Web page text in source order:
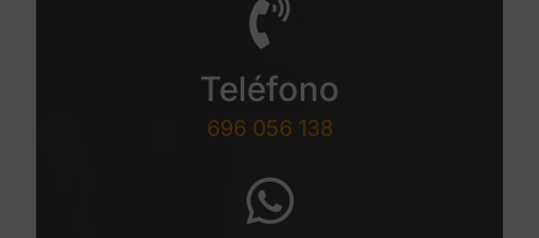
Teléfono
696 056 138